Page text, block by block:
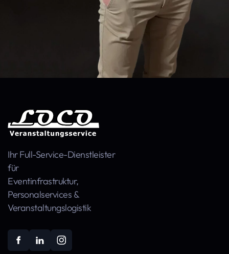
Ihr Full-Service-Dienstleister
für
Event­infra­struktur,
Personal­services &
Veranstaltungs­logistik